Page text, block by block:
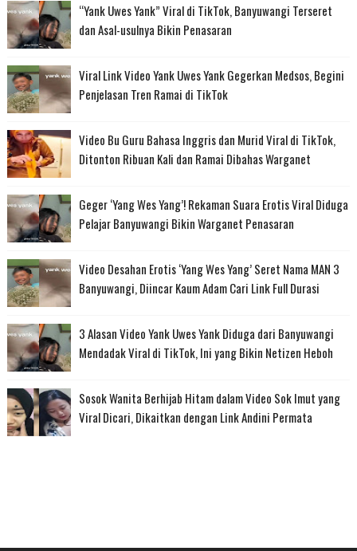
“Yank Uwes Yank” Viral di TikTok, Banyuwangi Terseret
dan Asal-usulnya Bikin Penasaran
Viral Link Video Yank Uwes Yank Gegerkan Medsos, Begini
Penjelasan Tren Ramai di TikTok
Video Bu Guru Bahasa Inggris dan Murid Viral di TikTok,
Ditonton Ribuan Kali dan Ramai Dibahas Warganet
Geger ‘Yang Wes Yang’! Rekaman Suara Erotis Viral Diduga
Pelajar Banyuwangi Bikin Warganet Penasaran
Video Desahan Erotis ‘Yang Wes Yang’ Seret Nama MAN 3
Banyuwangi, Diincar Kaum Adam Cari Link Full Durasi
3 Alasan Video Yank Uwes Yank Diduga dari Banyuwangi
Mendadak Viral di TikTok, Ini yang Bikin Netizen Heboh
Sosok Wanita Berhijab Hitam dalam Video Sok Imut yang
Viral Dicari, Dikaitkan dengan Link Andini Permata